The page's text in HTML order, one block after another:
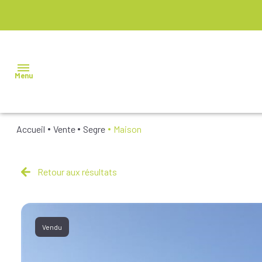
Menu
VENDRE
BIENS
VENDUS
Accueil Vente Segre Maison
Retour aux résultats
Vendu